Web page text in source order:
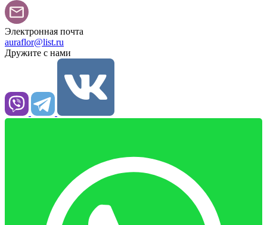
Электронная почта
auraflor@list.ru
Дружите с нами